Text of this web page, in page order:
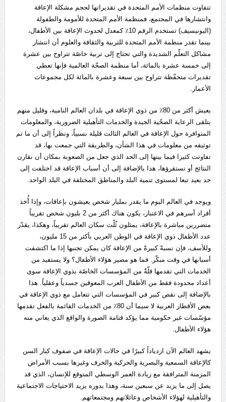
تتفاوت منظمات الأمم المتحدة في تقديراتها لحجم مشكلة الإعاقة
وانتشارها في المجتمع، فمنظمة الأمم المتحدة للأمومة والطفولة
(اليونيسيف) تستخدم الرقم 10٪ كمعدل لحدوث الإعاقة بين الأطفال،
بينما تقدر منظمة الأمم المتحدة للتربية والثقافة والعلوم أن انتشار
مشاكل التعلّم الشديدة والتي تحتاج إلى تربية خاصّة تتراوح بين عشرة
إلى خمسة عشرة بالمائة، أما منظمة الصحّة العالمية فإنها تعطي
تقديرات متحفّظة تتراوح بين سبعة وعشرة بالمائة لكل مجموعات
الأعمار.
يعيش أكثر من 80٪ من ذوي الإعاقة في بلدان العالم النامية، وقليل منهم
يتلقى الرعاية الصحّية الجيدة والخدمات التأهيلية الضرورية، والمعلومات
المتوافرة حول الإعاقة في العالم الثالث قليلة نسبياً، ونظراً إلى أن ما تم
توثيقه من معلومات في هذا الشأن، والطريقة التي جمعت بها، قد
تفاوتت كثيرا فيما بينها إلى الحد الذي جعل من الصعوبة بمكان أن نقارن
النتائج أو نستقرؤها، هذا بالإضافة إلى أن أسباب الإعاقة قد اختلفت إلى
حد بعيد تبعا لمستوى تنمية البلد والمناطق المختلفة في البلد الواحد.
ويوجد في العالم اليوم ما يقدر بمليار شخص يعيشون بإعاقات، وإذا أُخذ
أفراد أسرهم في الاعتبار، يكون هناك أكثر من 2 بليون شخص تقريباً
متضررين مباشرة بالإعاقة، يمثلون ثُلْث سكان العالم تقريباً، وهكذا، يقدّر
عدد الأطفال ذوي الإعاقة في الوطن العربي بأكثر من 15 مليون،
وللأسف، فإن نسبةً كبيرةً من الإعاقة كان يمكن تجنبها إذا ما اكتشفت
أسبابها في وقت مبكّر. فما هو مصير هؤلاء الأطفال؟ ولا يستفيد من
الخدمات التي تقدمها قلّةٌ من المؤسسات الخاصّة بذوي الإعاقة سوى
أعداد محدودة فقط من الأطفال العرب المعوقين جسدياً وعقلياً. هذا
بالإضافة إلى نقص كبير في المؤسسات التي تتعامل مع ذوي الإعاقة في
بعض الأقطار العربية لا سيما أن 80٪ من الخدمات القائمة بالفعل تقدمها
مؤسّسات غير حكومية مما يؤكد قتامة الصورة والواقع الذي يعاني منه
هؤلاء الأطفال.
يشهد العالم الآن ازدياداً كبيرًا في حالات الإعاقة في صفوف كبار السن
كالإعاقة السمعية والبصرية والحركية والخرف وغيرها بسبب الأمراض
المزمنة المترافقة مع زيادة العمر الوسطي المتوقع للإنسان، الذي قد
يصل إلى ما يزيد عن سبعين سنة، وهذا بدوره يزيد الاحتياجات الاجتماعية
والتأهيلية لهؤلاء الأشخاص وعائلاتهم ومجتمعاتهم.